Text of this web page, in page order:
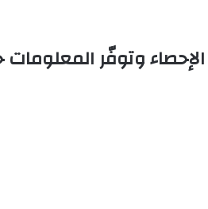
وتوفّر المعلومات